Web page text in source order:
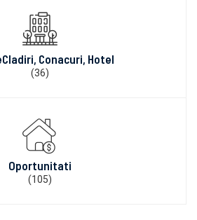
Conacuri, Hotel
(36)
Oportunitati
(105)